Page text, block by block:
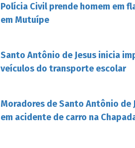
Polícia Civil prende homem em
em Mutuípe
Santo Antônio de Jesus inicia
veículos do transporte escolar
Moradores de Santo Antônio de
em acidente de carro na